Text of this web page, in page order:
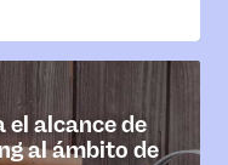
el alcance de
al ámbito de